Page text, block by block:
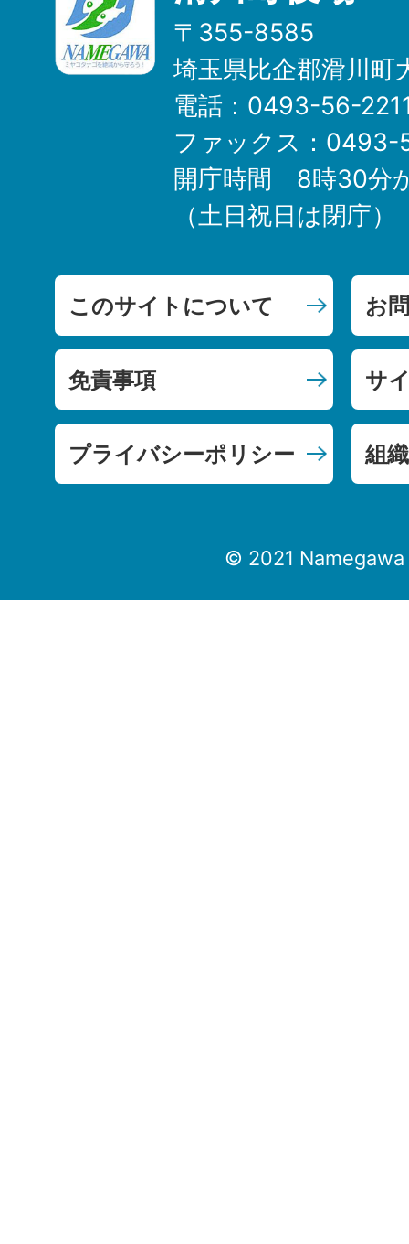
〒355-8585
埼玉県比企郡滑川町
電話：0493-56-
ファックス：
開庁時間 8時30分
（土日祝日は閉庁）
このサイトについて お
免責事項 サ
プライバシーポリシー 組
© 2021 Namegawa